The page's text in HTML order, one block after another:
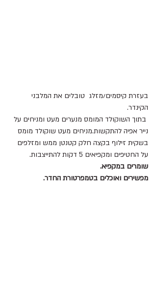
בעזרת קיסמים/מזלג  טובלים את המלבני
הקינדר.
בתוך השוקולד המומס מנערים מעט ומניחים על
נייר אפיה להתקשות.מניחים מעט שוקולד מומס
בשקית זילוף בקצה חלק קטנטן ממש ומזלפים
על החטיפים ומקפיאים 5 דקות להתייצבות.
שומרים במקפיא.
מפשירים ואוכלים בטמפרטורת החדר.